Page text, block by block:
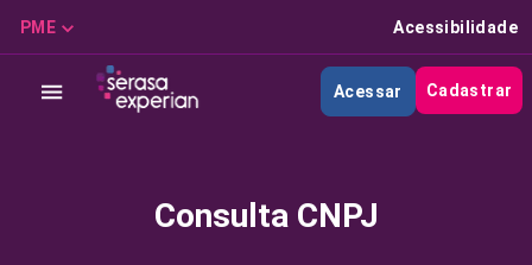
PME Acessibilidade
Acessar Cadastrar
Consulta CNPJ